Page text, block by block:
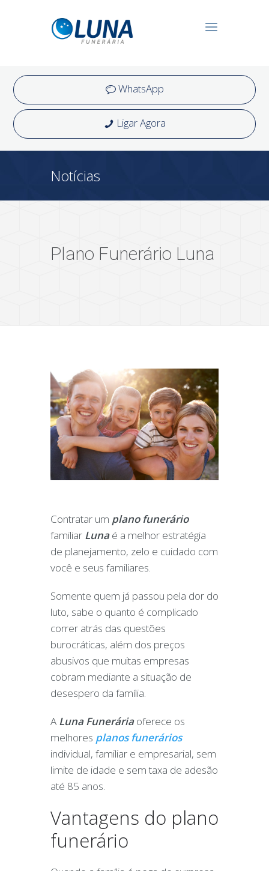
WhatsApp
Ligar Agora
Notícias
Plano Funerário Luna
Contratar um plano funerário
familiar Lunaé a melhor estratégia
de planejamento, zelo e cuidado com
você e seus familiares.
Somente quem já passou pela dor do
luto, sabe o quanto é complicado
correr atrás das questões
burocráticas, além dos preços
abusivos que muitas empresas
cobram mediante a situação de
desespero da família.
A Luna Funeráriaoferece os
melhores planos funerários
individual, familiar e empresarial, sem
limite de idade e sem taxa de adesão
até 85 anos.
Vantagens do plano
funerário